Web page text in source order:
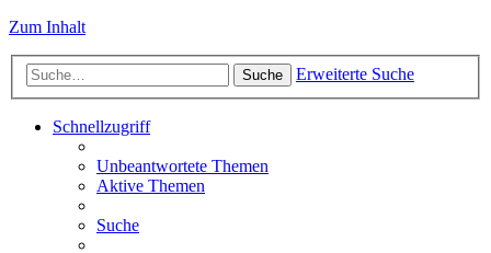
Zum Inhalt
Suche Erweiterte Suche
Schnellzugriff
Unbeantwortete Themen
Aktive Themen
Suche